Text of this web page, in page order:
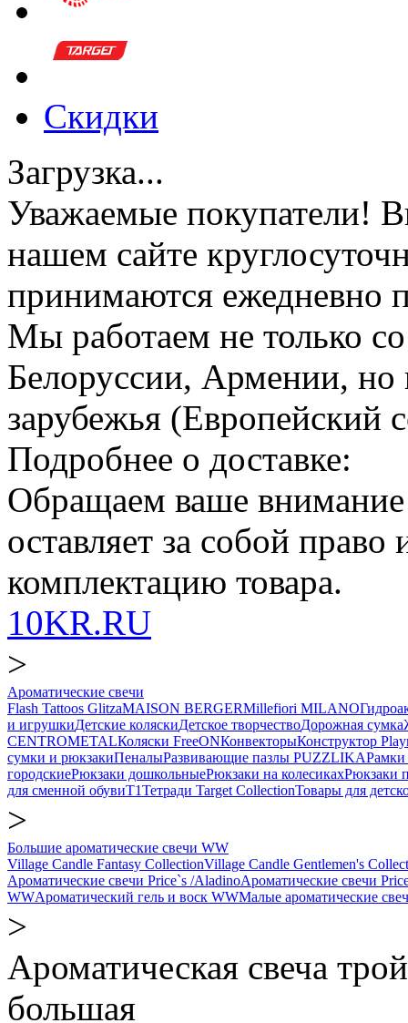
Скидки
Загрузка...
Уважаемые покупатели!
нашем сайте
принимаются ежедневно
Мы работаем не только
Белоруссии, Армении, но
зарубежья
Подробнее о доставке:
Обращаем ваше внимание
оставляет за собой
комплектацию товара.
10KR.RU
>
Ароматические свечи
Flash Tattoos GlitzaMAISON BERGERMillefiori MILANO
и игрушкиДетские коляскиДетское творчествоДорожная сумка
CENTROMETALКоляски FreeONКонвекторыКонструктор
сумки и рюкзакиПеналыРазвивающие пазлы PUZZLIKAРамки
городскиеРюкзаки дошкольныеРюкзаки на колесикахРюкзаки
для сменной обувиТ1Тетради Target CollectionТовары для
>
Большие ароматические свечи WW
Village Candle Fantasy CollectionVillage Candle Gentlemen's
Ароматические свечи Price`s /AladinoАроматические свечи
WWАроматический гель и воск WWМалые ароматические
>
Ароматическая свеча
большая